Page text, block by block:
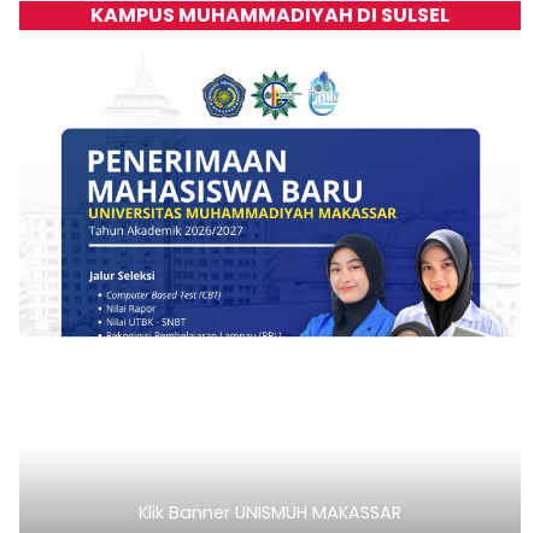
KAMPUS MUHAMMADIYAH DI SULSEL